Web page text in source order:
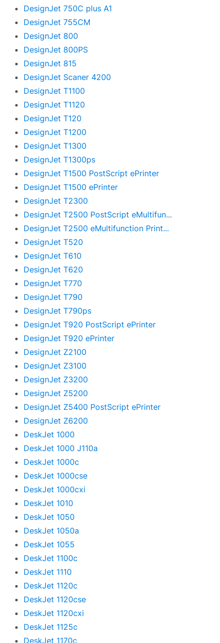
DesignJet 750C plus A1
DesignJet 755CM
DesignJet 800
DesignJet 800PS
DesignJet 815
DesignJet Scaner 4200
DesignJet T1100
DesignJet T1120
DesignJet T120
DesignJet T1200
DesignJet T1300
DesignJet T1300ps
DesignJet T1500 PostScript ePrinter
DesignJet T1500 ePrinter
DesignJet T2300
DesignJet T2500 PostScript eMultifun...
DesignJet T2500 eMultifunction Print...
DesignJet T520
DesignJet T610
DesignJet T620
DesignJet T770
DesignJet T790
DesignJet T790ps
DesignJet T920 PostScript ePrinter
DesignJet T920 ePrinter
DesignJet Z2100
DesignJet Z3100
DesignJet Z3200
DesignJet Z5200
DesignJet Z5400 PostScript ePrinter
DesignJet Z6200
DeskJet 1000
DeskJet 1000 J110a
DeskJet 1000c
DeskJet 1000cse
DeskJet 1000cxi
DeskJet 1010
DeskJet 1050
DeskJet 1050a
DeskJet 1055
DeskJet 1100c
DeskJet 1110
DeskJet 1120c
DeskJet 1120cse
DeskJet 1120cxi
DeskJet 1125c
DeskJet 1170c